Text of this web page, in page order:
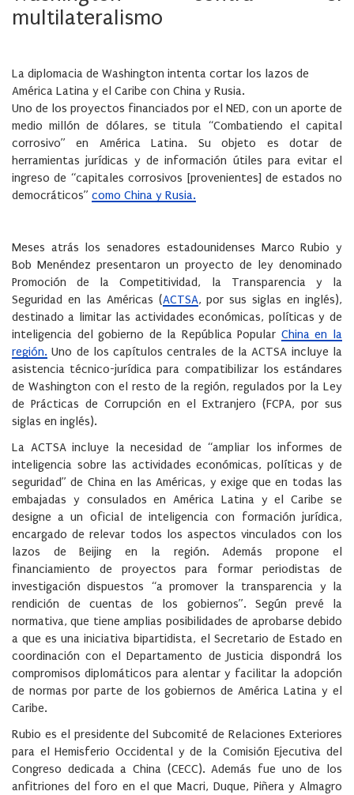
multilateralismo
La diplomacia de Washington intenta cortar los lazos de
América Latina y el Caribe con China y Rusia.
Uno de los proyectos financiados por el NED, con un aporte de
medio millón de dólares, se titula “Combatiendo el capital
corrosivo” en América Latina. Su objeto es dotar de
herramientas jurídicas y de información útiles para evitar el
ingreso de “capitales corrosivos [provenientes] de estados no
democráticos” como China y Rusia.
Meses atrás los senadores estadounidenses Marco Rubio y
Bob Menéndez presentaron un proyecto de ley denominado
Promoción de la Competitividad, la Transparencia y la
Seguridad en las Américas (ACTSA, por sus siglas en inglés),
destinado a limitar las actividades económicas, políticas y de
inteligencia del gobierno de la República Popular China en la
región. Uno de los capítulos centrales de la ACTSA incluye la
asistencia técnico-jurídica para compatibilizar los estándares
de Washington con el resto de la región, regulados por la Ley
de Prácticas de Corrupción en el Extranjero (FCPA, por sus
siglas en inglés).
La ACTSA incluye la necesidad de “ampliar los informes de
inteligencia sobre las actividades económicas, políticas y de
seguridad” de China en las Américas, y exige que en todas las
embajadas y consulados en América Latina y el Caribe se
designe a un oficial de inteligencia con formación jurídica,
encargado de relevar todos los aspectos vinculados con los
lazos de Beijing en la región. Además propone el
financiamiento de proyectos para formar periodistas de
investigación dispuestos “a promover la transparencia y la
rendición de cuentas de los gobiernos”. Según prevé la
normativa, que tiene amplias posibilidades de aprobarse debido
a que es una iniciativa bipartidista, el Secretario de Estado en
coordinación con el Departamento de Justicia dispondrá los
compromisos diplomáticos para alentar y facilitar la adopción
de normas por parte de los gobiernos de América Latina y el
Caribe.
Rubio es el presidente del Subcomité de Relaciones Exteriores
para el Hemisferio Occidental y de la Comisión Ejecutiva del
Congreso dedicada a China (CECC). Además fue uno de los
anfitriones del foro en el que Macri, Duque, Piñera y Almagro